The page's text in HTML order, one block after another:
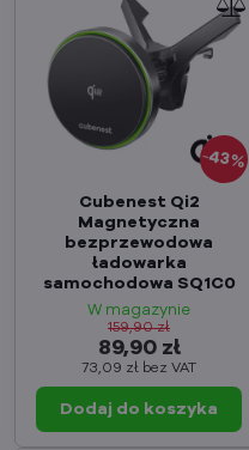
43%
Cubenest Qi2
Magnetyczna
bezprzewodowa
ładowarka
samochodowa SQ1C0
W magazynie
89,90 zł
73,09 zł bez VAT
159,90 zł
Dodaj do koszyka